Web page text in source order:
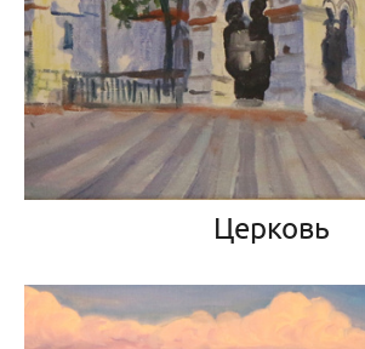
Церковь